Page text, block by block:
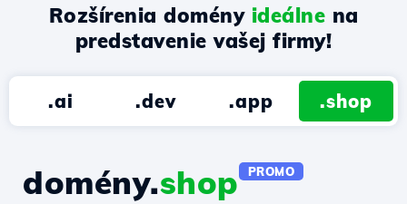
Rozšírenia domény ideálne na
predstavenie vašej firmy!
.ai .dev .app .shop
domény.shop PROMO